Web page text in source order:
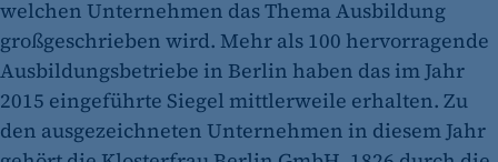
welchen Unternehmen das Thema Ausbildung
großgeschrieben wird. Mehr als 100 hervorragende
Ausbildungsbetriebe in Berlin haben das im Jahr
2015 eingeführte Siegel mittlerweile erhalten. Zu
den ausgezeichneten Unternehmen in diesem Jahr